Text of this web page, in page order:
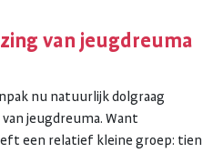
van jeugdreuma
nu natuurlijk dolgraag
jeugdreuma. Want
een relatief kleine groep: tien